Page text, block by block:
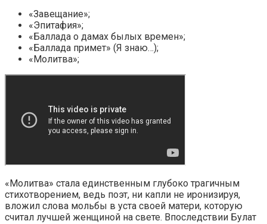
«Завещание»;
«Эпитафия»;
«Баллада о дамах былых времен»;
«Баллада примет» (Я знаю…);
«Молитва»;
«Молитва» стала единственным глубоко трагичным
стихотворением, ведь поэт, ни капли не иронизируя,
вложил слова мольбы в уста своей матери, которую
считал лучшей женщиной на свете. Впоследствии Булат